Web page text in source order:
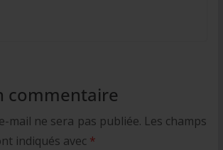
commentaire
mail ne sera pas publiée. Les champs
indiqués avec *